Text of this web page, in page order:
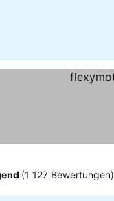
(1 127 Bewertungen)